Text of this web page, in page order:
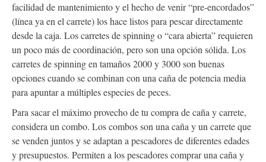
facilidad de mantenimiento y el hecho de venir “pre-encordados”
(línea ya en el carrete) los hace listos para pescar directamente
desde la caja. Los carretes de spinning o “cara abierta” requieren
un poco más de coordinación, pero son una opción sólida. Los
carretes de spinning en tamaños 2000 y 3000 son buenas
opciones cuando se combinan con una caña de potencia media
para apuntar a múltiples especies de peces.
Para sacar el máximo provecho de tu compra de caña y carrete,
considera un combo. Los combos son una caña y un carrete que
se venden juntos y se adaptan a pescadores de diferentes edades
y presupuestos. Permiten a los pescadores comprar una caña y